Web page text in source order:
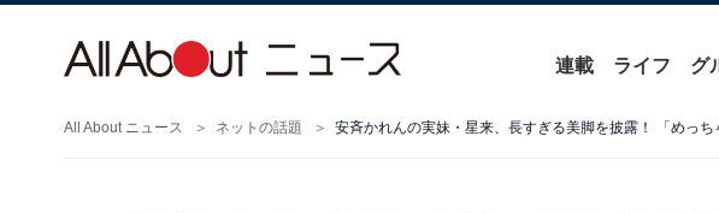
連載 ライフ グ
All About ニュース ネットの話題